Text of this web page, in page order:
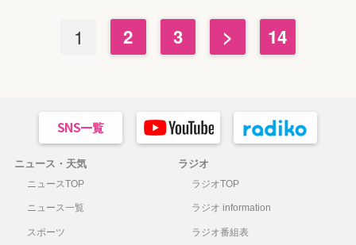
1 2 3 > 14
ニュース・天気
ニュースTOP
ニュース一覧
スポーツ
ラジオ
ラジオTOP
ラジオ information
ラジオ番組表